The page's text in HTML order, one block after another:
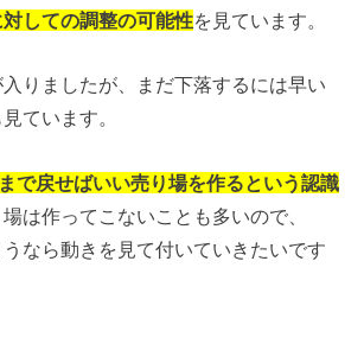
しての調整の可能性を見ています。
りましたが、まだ下落するには早い
ています。
で戻せばいい売り場を作るという認識
は作ってこないことも多いので、
なら動きを見て付いていきたいです